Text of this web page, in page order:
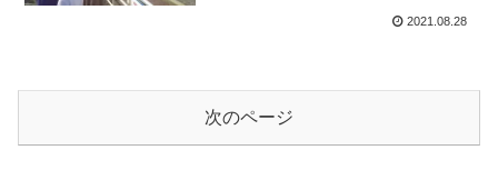
2021.08.28
次のページ